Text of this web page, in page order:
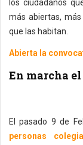
los ciudadanos
más abiertas,
que las habitan.
Abierta la
En marcha el
El pasado 9 de
personas